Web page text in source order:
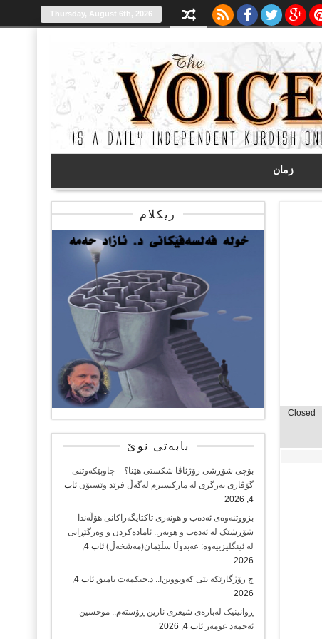
Thursday, August 6th, 2026
زمان
Closed
ریکلام
بابەتی نوێ
بۆچی شۆڕشی رۆژئاڤا شکستی هێنا؟ – چاوپێکەوتنی
گۆڤاری بەرگری لە مارکسیزم لەگەڵ فرێد وێستۆن ئاب
4, 2026
بزووتنەوەی ئەدەب و هونەری تاکتایگەراکانی هۆڵەندا
شۆڕشێک لە ئەدەب و هونەر.. ئامادەکردن و وەرگێڕانی
لە ئینگلیزییەوە: عەبدوڵا سڵێمان(مەشخەڵ)
ئاب 4,
2026
چ رۆژگارێکە تێی کەوتووین!.. د.حیکمەت نامیق
ئاب 4,
2026
ڕوانینیک لەبارەى شیعرى نارین ڕۆستەم.. موحسین
ئەحمەد عومەر ئاب 4, 2026